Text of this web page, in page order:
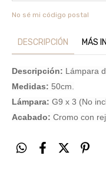
No sé mi código postal
DESCRIPCIÓN MÁS
Descripción: Lámpara
Medidas: 50cm.
Lámpara: G9 x 3 (No
Acabado: Cromo con